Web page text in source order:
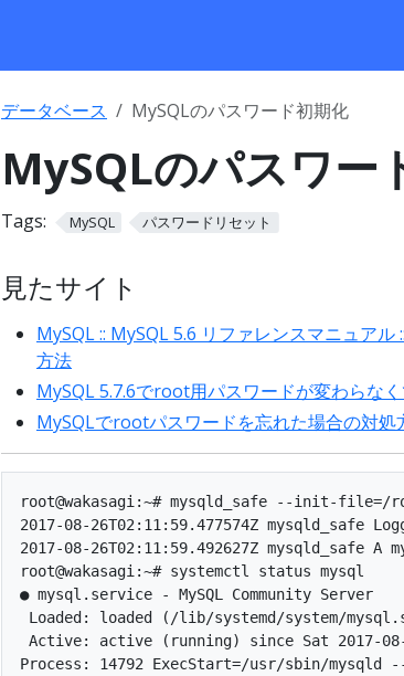
データベース MySQLのパスワード初期化
MySQLのパスワー
Tags: MySQL パスワードリセット
見たサイト
MySQL :: MySQL 5.6 リファレンスマニュア
方法
MySQL 5.7.6でroot用パスワードが変わらな
MySQLでrootパスワードを忘れた場合の対
root@wakasagi:~# mysqld_safe --init-file=/
2017-08-26T02:11:59.477574Z
2017-08-26T02:11:59.492627Z mysqld_safe
root@wakasagi:~# systemctl status mysql
● mysql.service - MySQL Community Server
Loaded: loaded (/lib/systemd/system/
Active: active (running) since Sat 2017-08-
Process: 14792 ExecStart=/usr/sbin/mysqld